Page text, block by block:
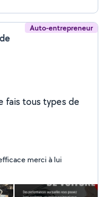
Auto-entrepreneur
fais tous types de
merci à lui